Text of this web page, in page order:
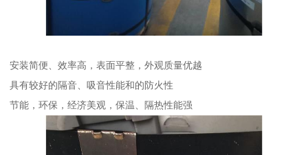
安装简便、效率高，表面平整，外观质量优越
具有较好的隔音、吸音性能和的防火性
节能，环保，经济美观，保温、隔热性能强